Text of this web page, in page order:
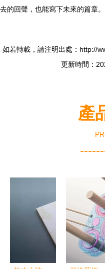
去的回聲，也能寫下未來的篇章。
如若轉載，請注明出處：http://
更新時間：
產